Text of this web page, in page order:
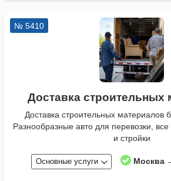
№ 5410
Доставка строительных
Доставка строительных материалов
Разнообразные авто для перевозки,
и стройки
Основные услуги Москва